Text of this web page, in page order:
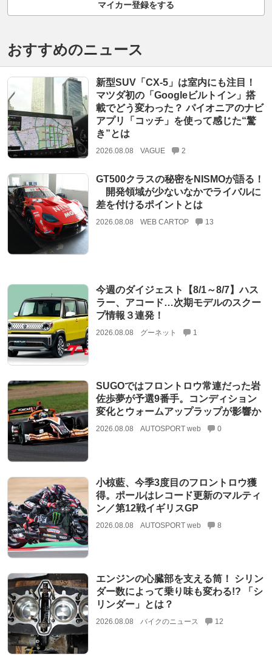
マイカー登録をする
おすすめのニュース
新型SUV「CX-5」は室内にも注目！
マツダ初の「Googleビルトイン」搭
載でどう変わった？ パイオニアのナビ
アプリ「コッチ」を使って感じた“驚
き”とは
2026.08.08 VAGUE 2
GT500クラスの秘密をNISMOが語る！
開発領域が少ないなかでライバルに
差を付けるポイントとは
2026.08.08 WEB CARTOP 13
今週のダイジェスト【8/1～8/7】ハス
ラー、アコード…次期モデルのスクー
プ情報３連発！
2026.08.08 グーネット 1
SUGOではフロントロウ常連だった岩
佐歩夢が予選9番手。コンディション
変化とウォームアップラップが影響か
2026.08.08 AUTOSPORT web 0
小椋藍、今季3度目のフロントロウ獲
得。ポールはレコード更新のマルティ
ン／第12戦イギリスGP
2026.08.08 AUTOSPORT web 8
エンジンの心臓部を支える筒！ シリン
ダー数によって乗り味も変わる!? 「シ
リンダー」とは？
2026.08.08 バイクのニュース 12